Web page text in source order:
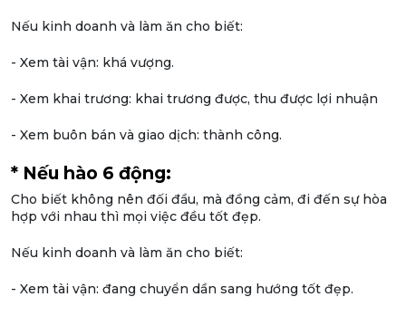
Nếu kinh doanh và làm ăn cho biết:
- Xem tài vận: khá vượng.
- Xem khai trương: khai trương được, thu được lợi nhuận
- Xem buôn bán và giao dịch: thành công.
* Nếu hào 6 động:
Cho biết không nên đối đầu, mà đồng cảm, đi đến sự hòa
hợp với nhau thì mọi việc đều tốt đẹp.
Nếu kinh doanh và làm ăn cho biết:
- Xem tài vận: đang chuyển dần sang hướng tốt đẹp.